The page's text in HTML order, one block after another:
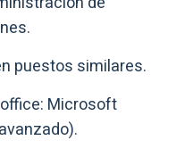
puestos similares.
Microsoft